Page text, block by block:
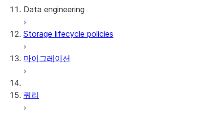
Snowflake Openflow
Apache Iceberg™
Apache Iceberg™ 테이블
Data engineering
데이터 로딩
동적 테이블
Storage lifecycle policies
마이그레이션
쿼리